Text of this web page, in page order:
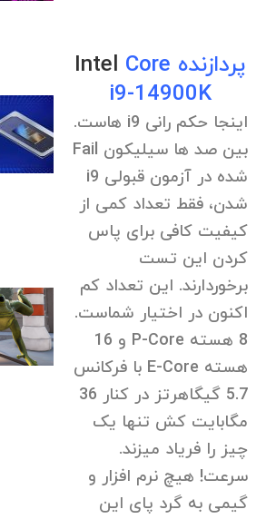
پردازنده Intel Core
i9-14900K
اینجا حکم رانی i9 هاست.
بین صد ها سیلیکون Fail
شده در آزمون قبولی i9
شدن، فقط تعداد کمی از
کیفیت کافی برای پاس
کردن این تست
برخوردارند. این تعداد کم
اکنون در اختیار شماست.
8 هسته P-Core و 16
هسته E-Core با فرکانس
5.7 گیگاهرتز در کنار 36
مگابایت کش تنها یک
چیز را فریاد میزند.
سرعت! هیچ نرم افزار و
گیمی به گرد پای این